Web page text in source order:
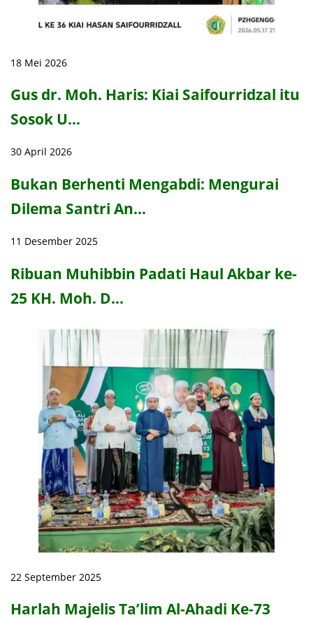
18 Mei 2026
Gus dr. Moh. Haris: Kiai Saifourridzal itu
Sosok U…
30 April 2026
Bukan Berhenti Mengabdi: Mengurai
Dilema Santri An…
11 Desember 2025
Ribuan Muhibbin Padati Haul Akbar ke-
25 KH. Moh. D…
22 September 2025
Harlah Majelis Ta’lim Al-Ahadi Ke-73